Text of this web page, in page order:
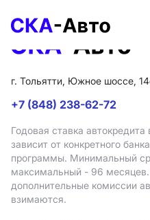
г. Тольятти, Южное шоссе,
+7 (848) 238-62-72
Годовая ставка
зависит от конкретного
программы. Минимальный
максимальный - 96
дополнительные комиссии
взимаются.